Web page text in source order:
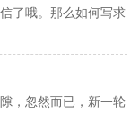
了哦。那么如何写求
范专业...
，忽然而已，新一轮